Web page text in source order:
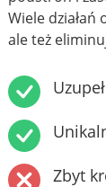
Wiele
ale też
Zbyt